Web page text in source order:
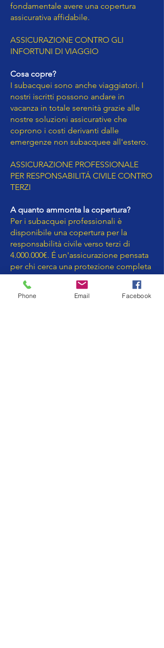
fondamentale avere una copertura
assicurativa affidabile.
ASSICURAZIONE CONTRO GLI
INFORTUNI DI VIAGGIO
Cosa copre?
I subacquei sono anche viaggiatori. I
nostri iscritti possono andare in
vacanza in totale serenità grazie alle
nostre soluzioni assicurative che
coprono i costi derivanti dalle
emergenze non subacquee all'estero.
ASSICURAZIONE PROFESSIONALE
PER RESPONSABILITÁ CIVILE CONTRO
TERZI
A quanto ammonta la copertura?
Per i subacquei professionali è
disponibile una copertura per la
responsabilità civile verso terzi di
4.000.000€. É un'assicurazione pensata
per chi cerca una protezione completa
contro le richieste di indennizzo,
inclusa la difesa legale.
Phone Email Facebook